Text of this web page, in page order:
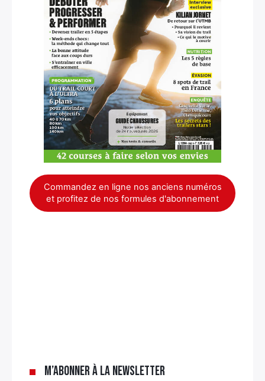
Commandez en ligne nos anciens numéros
et profitez de nos formules d'abonnement
M’abonner à la newsletter